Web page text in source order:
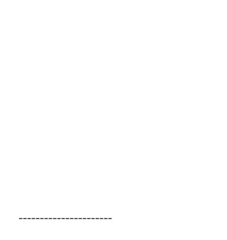
----------------------